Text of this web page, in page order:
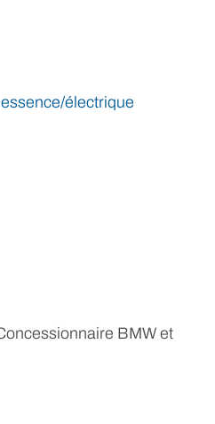
électrique
BMW et